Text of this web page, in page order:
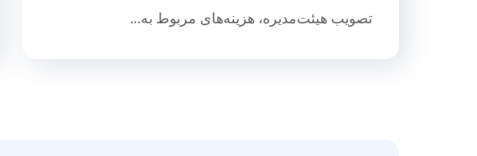
تصویب هیئت‌مدیره، هزینه‌های مربوط به...